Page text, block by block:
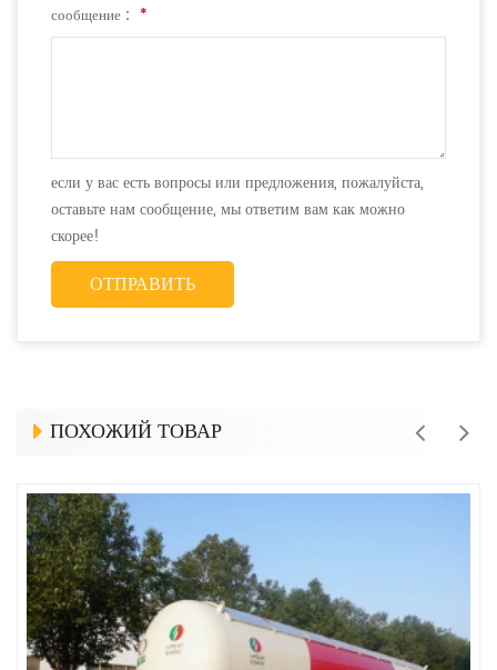
сообщение : *
если у вас есть вопросы или предложения, пожалуйста,
оставьте нам сообщение, мы ответим вам как можно
скорее!
ПОХОЖИЙ ТОВАР